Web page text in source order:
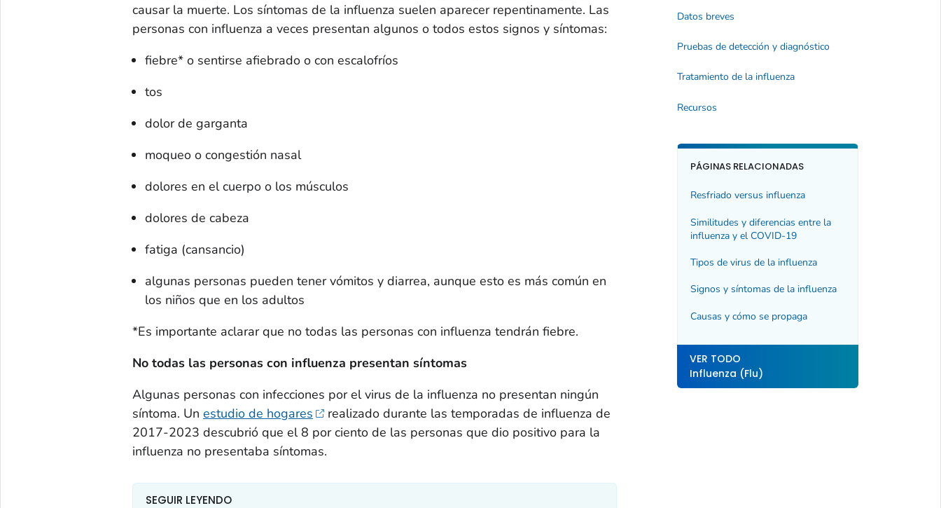
causar la muerte. Los síntomas de la influenza suelen aparecer repentinamente. Las
personas con influenza a veces presentan algunos o todos estos signos y síntomas:
fiebre* o sentirse afiebrado o con escalofríos
tos
dolor de garganta
moqueo o congestión nasal
dolores en el cuerpo o los músculos
dolores de cabeza
fatiga (cansancio)
algunas personas pueden tener vómitos y diarrea, aunque esto es más común en
los niños que en los adultos
*Es importante aclarar que no todas las personas con influenza tendrán fiebre.
No todas las personas con influenza presentan síntomas
Algunas personas con infecciones por el virus de la influenza no presentan ningún
síntoma. Un estudio de hogares
realizado durante las temporadas de influenza de
2017-2023 descubrió que el 8 por ciento de las personas que dio positivo para la
influenza no presentaba síntomas.
SEGUIR LEYENDO
Datos breves
Pruebas de detección y diagnóstico
Tratamiento de la influenza
Recursos
PÁGINAS RELACIONADAS
Resfriado versus influenza
Similitudes y diferencias entre la
influenza y el COVID-19
Tipos de virus de la influenza
Signos y síntomas de la influenza
Causas y cómo se propaga
VER TODO
Influenza (Flu)